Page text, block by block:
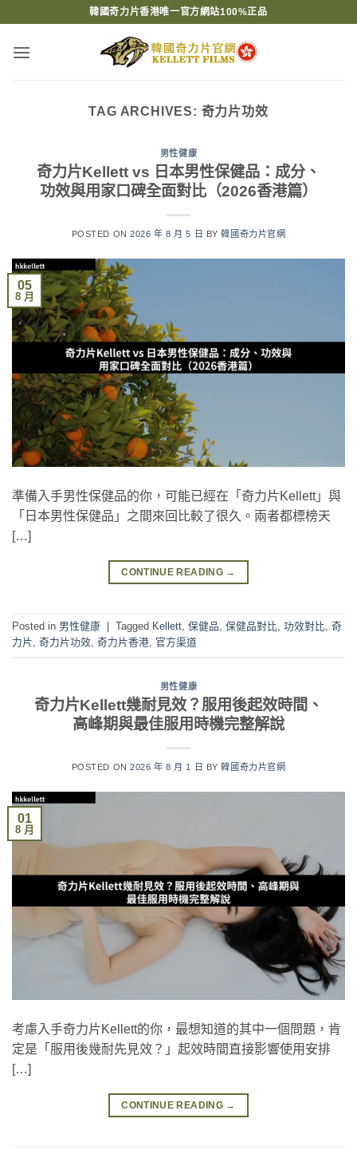
content
韓國奇力片香港唯一官方網站100%正品
TAG ARCHIVES: 奇力片功效
男性健康
奇力片Kellett vs 日本男性保健品：成分、
功效與用家口碑全面對比（2026香港篇）
POSTED ON2026 年 8 月 5 日 BY韓國奇力片官網
05
8 月
準備入手男性保健品的你，可能已經在「奇力片Kellett」與
「日本男性保健品」之間來回比較了很久。兩者都標榜天
[…]
CONTINUE READING →
Posted in 男性健康 Tagged Kellett, 保健品, 保健品對比, 功效對比, 奇
力片, 奇力片功效, 奇力片香港, 官方渠道
男性健康
奇力片Kellett幾耐見效？服用後起效時間、
高峰期與最佳服用時機完整解說
POSTED ON2026 年 8 月 1 日 BY韓國奇力片官網
01
8 月
考慮入手奇力片Kellett的你，最想知道的其中一個問題，肯
定是「服用後幾耐先見效？」起效時間直接影響使用安排
[…]
CONTINUE READING →